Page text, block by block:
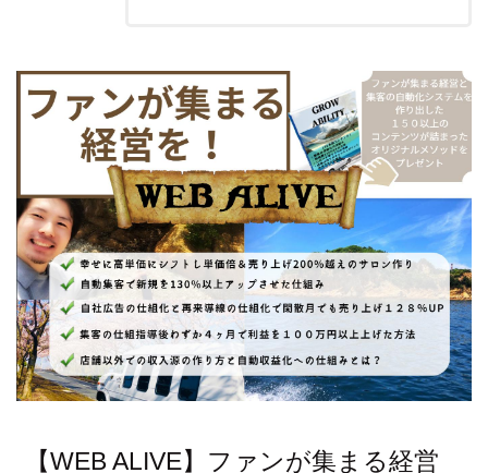
【WEB ALIVE】ファンが集まる経営